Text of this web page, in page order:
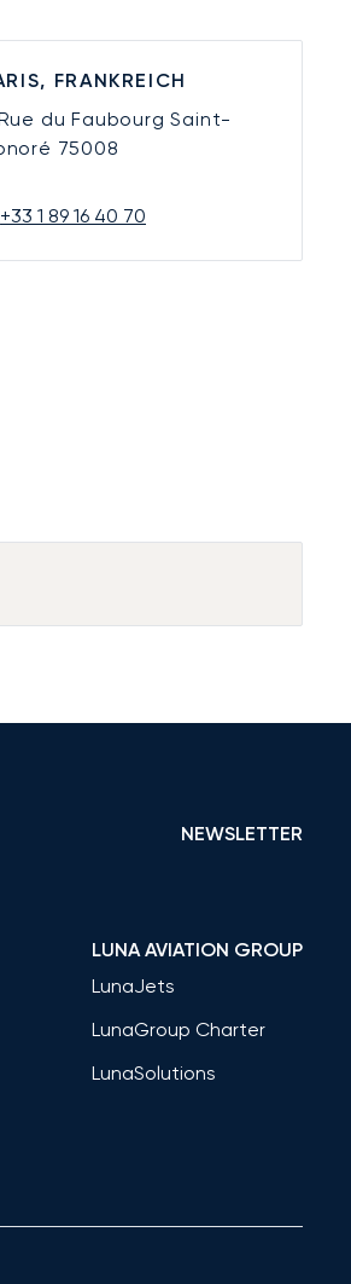
FRANKREICH
du Faubourg Saint-
75008
+33 1 89 16 40 70
NEWSLETTER
LUNA AVIATION GROUP
LunaJets
LunaGroup Charter
LunaSolutions